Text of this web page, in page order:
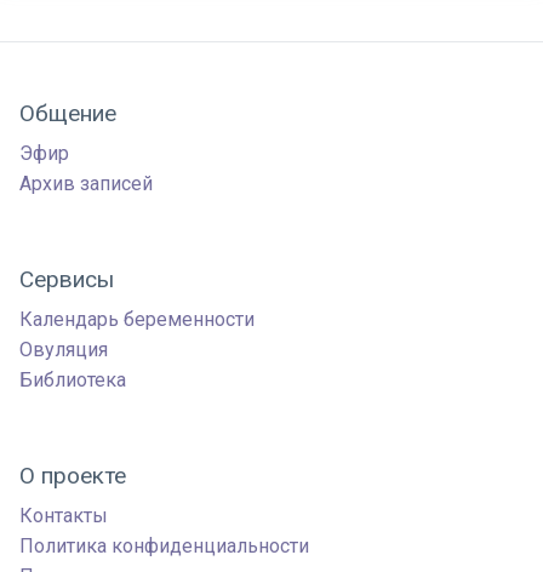
Общение
Эфир
Архив записей
Сервисы
Календарь беременности
Овуляция
Библиотека
О проекте
Контакты
Политика конфиденциальности